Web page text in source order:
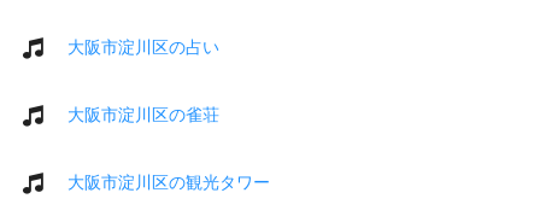
大阪市淀川区の占い
大阪市淀川区の雀荘
大阪市淀川区の観光タワー